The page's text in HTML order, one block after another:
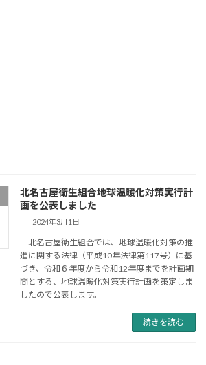
北名古屋衛生組合地球温暖化対策実行計
画を公表しました
2024年3月1日
北名古屋衛生組合では、地球温暖化対策の推
進に関する法律（平成10年法律第117号）に基
づき、令和６年度から令和12年度までを計画期
間とする、地球温暖化対策実行計画を策定しま
したので公表します。
続きを読む